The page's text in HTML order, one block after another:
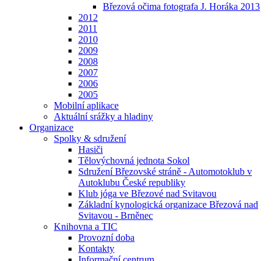
Březová očima fotografa J. Horáka 2013
2012
2011
2010
2009
2008
2007
2006
2005
Mobilní aplikace
Aktuální srážky a hladiny
Organizace
Spolky & sdružení
Hasiči
Tělovýchovná jednota Sokol
Sdružení Březovské stráně - Automotoklub v
Autoklubu České republiky
Klub jóga ve Březové nad Svitavou
Základní kynologická organizace Březová nad
Svitavou - Brněnec
Knihovna a TIC
Provozní doba
Kontakty